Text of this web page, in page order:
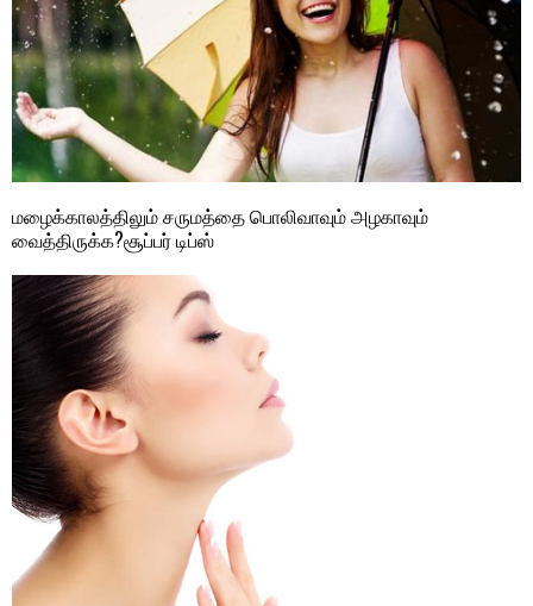
மழைக்காலத்திலும் சருமத்தை பொலிவாவும் அழகாவும்
வைத்திருக்க?சூப்பர் டிப்ஸ்